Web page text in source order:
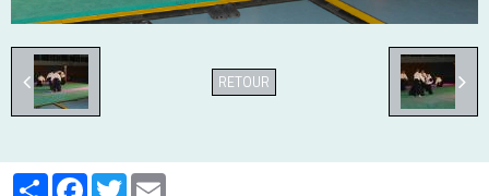
RETOUR
PartagerFacebook
Twitter